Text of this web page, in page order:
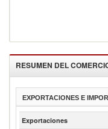
RESUMEN DEL
EXPORTACIONES E
Exportaciones